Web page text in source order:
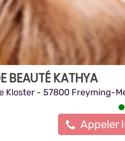
BEAUTÉ KATHYA
Kloster - 57800 Freyming-
Appeler